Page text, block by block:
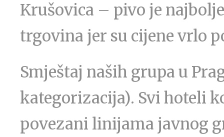
Krušovica – pivo je
trgovina jer su cijene vrlo
Smještaj naših grupa u
kategorizacija). Svi hoteli
povezani linijama javnog